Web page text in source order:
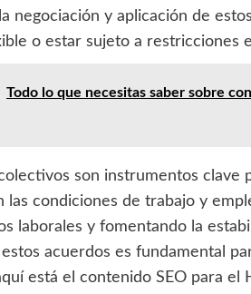
negociación y aplicación de
o estar sujeto a restricciones
Todo lo que necesitas saber sobre
son instrumentos clave
las condiciones de trabajo y
laborales y fomentando la
acuerdos es fundamental
está el contenido SEO para el